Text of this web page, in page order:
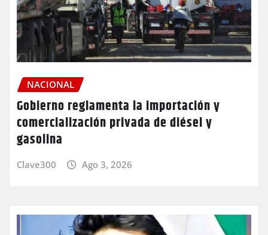
NACIONAL
Gobierno reglamenta la importación y
comercialización privada de diésel y
gasolina
Clave300 Ago 3, 2026